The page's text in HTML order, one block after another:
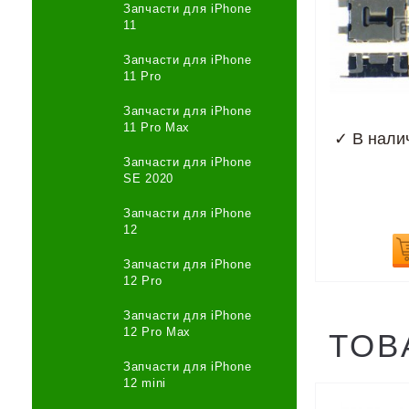
Запчасти для iPhone
11
Запчасти для iPhone
11 Pro
Запчасти для iPhone
11 Pro Max
Запчасти для iPhone
SE 2020
Запчасти для iPhone
12
Запчасти для iPhone
12 Pro
Запчасти для iPhone
12 Pro Max
Запчасти для iPhone
12 mini
✓ В